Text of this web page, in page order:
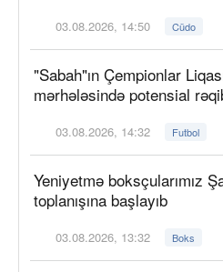
03.08.2026, 14:50 Cüdo
"Sabah"ın Çempionlar
mərhələsində potensial
03.08.2026, 14:32 Futbol
Yeniyetmə boksçularımız
toplanışına başlayıb
03.08.2026, 13:32 Boks